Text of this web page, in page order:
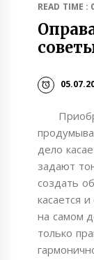
READ TIME :
дело
задают
создать
касается
на самом
только